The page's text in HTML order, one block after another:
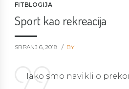
FITBLOGIJA
Sport kao rekreacija
SRPANJ 6, 2018 BY
Iako smo navikli o